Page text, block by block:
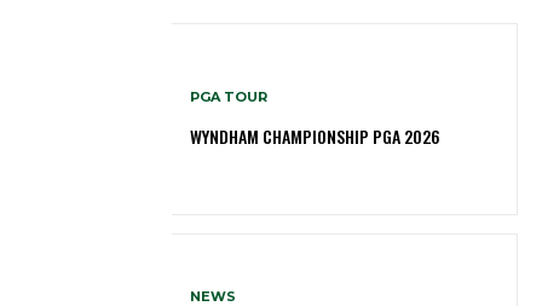
PGA TOUR
WYNDHAM CHAMPIONSHIP PGA 2026
NEWS